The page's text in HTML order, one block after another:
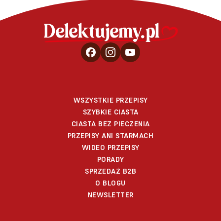
WSZYSTKIE PRZEPISY
SZYBKIE CIASTA
CIASTA BEZ PIECZENIA
PRZEPISY ANI STARMACH
WIDEO PRZEPISY
PORADY
SPRZEDAŻ B2B
O BLOGU
NEWSLETTER